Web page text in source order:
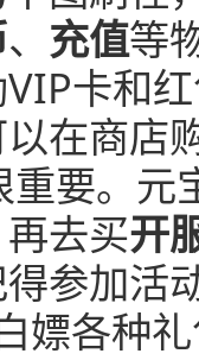
、 充值等
卡和
在商店
要。元
去买开
参加活
嫖各种